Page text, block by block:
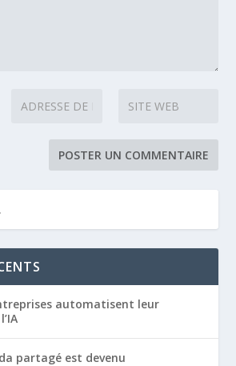
automatisent leur
partagé est devenu